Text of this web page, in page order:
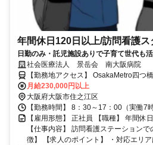
年間休日120日以上/訪問看護ス
日勤のみ・託児施設ありで子育て世代も活躍できる
日以上の訪問看護ステーション/看護師☆
社会医療法人 景岳会 南大阪病院
【勤務地アクセス】 OsakaMetro四つ
約6分 〇バイク・自転車通勤OK
月給230,000円以上
大阪府大阪市住之江区
【勤務時間】 8：30～17：00（実働7
【雇用形態】 正社員 【職種】 年間休
【仕事内容】 訪問看護ステーション
徴】 【求人のポイント】 ・対応エリ